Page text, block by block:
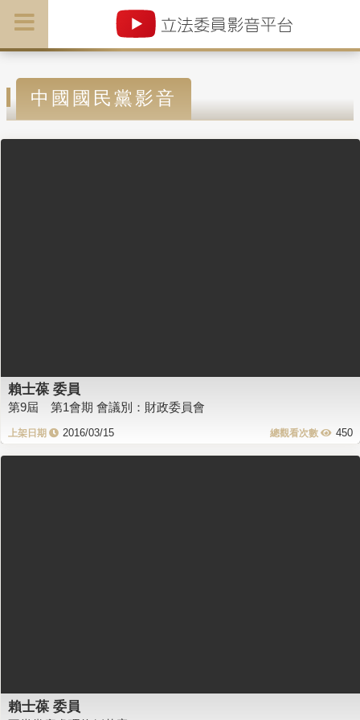
中國國民黨影音
賴士葆 委員
第9屆 第1會期 會議別：財政委員會
2016/03/15 450
賴士葆 委員